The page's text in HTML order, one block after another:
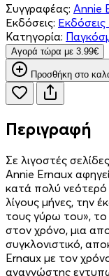
Συγγραφέας: Annie
Εκδόσεις: Εκδόσεις
Κατηγορία:
Aγορά τώρα με 3.99€
Προσθήκη στο
Περιγραφή
Σε λιγοστές
Annie Ernaux
κατά πολύ νεότερό
λίγους μήνες, την
τους γύρω του», το
στον χρόνο, μια
συγκλονιστικό,
Ernaux με τον
αναγνώστης